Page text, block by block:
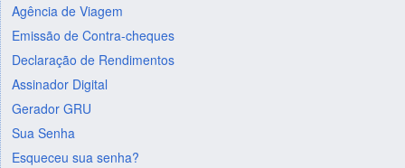
Agência de Viagem
Emissão de Contra-cheques
Declaração de Rendimentos
Assinador Digital
Gerador GRU
Sua Senha
Esqueceu sua senha?